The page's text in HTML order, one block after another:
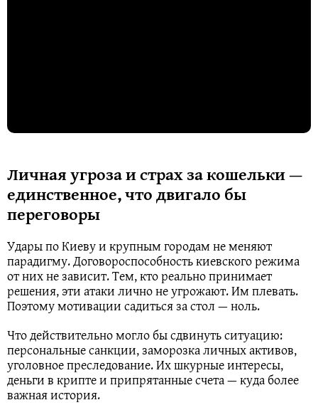
Личная угроза и страх за кошельки —
единственное, что двигало бы
переговоры
Удары по Киеву и крупным городам не меняют
парадигму. Договороспособность киевского режима
от них не зависит. Тем, кто реально принимает
решения, эти атаки лично не угрожают. Им плевать.
Поэтому мотивации садиться за стол — ноль.
Что действительно могло бы сдвинуть ситуацию:
персональные санкции, заморозка личных активов,
уголовное преследование. Их шкурные интересы,
деньги в крипте и припрятанные счета — куда более
важная история.